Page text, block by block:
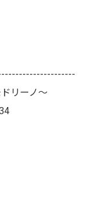
リーノ～